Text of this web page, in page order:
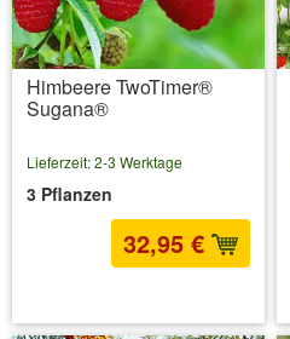
Himbeere TwoTimer®
Sugana®
Lieferzeit: 2-3 Werktage
3 Pflanzen
32,95 €